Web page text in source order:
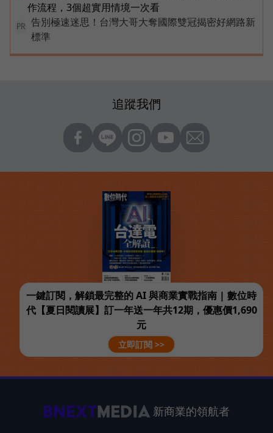
作流程，3個超實用情境一次看
PR
告別極速迷思！台灣大哥大奪國際雙冠揭密好網路新
標準
追蹤我們
一鍵訂閱，解鎖最完整的 AI 與商業實戰指南 | 數位時
代【夏日閱讀展】訂一年送一年共12期，優惠價1,690
元
立即訂閱 >>
新商業的領航者